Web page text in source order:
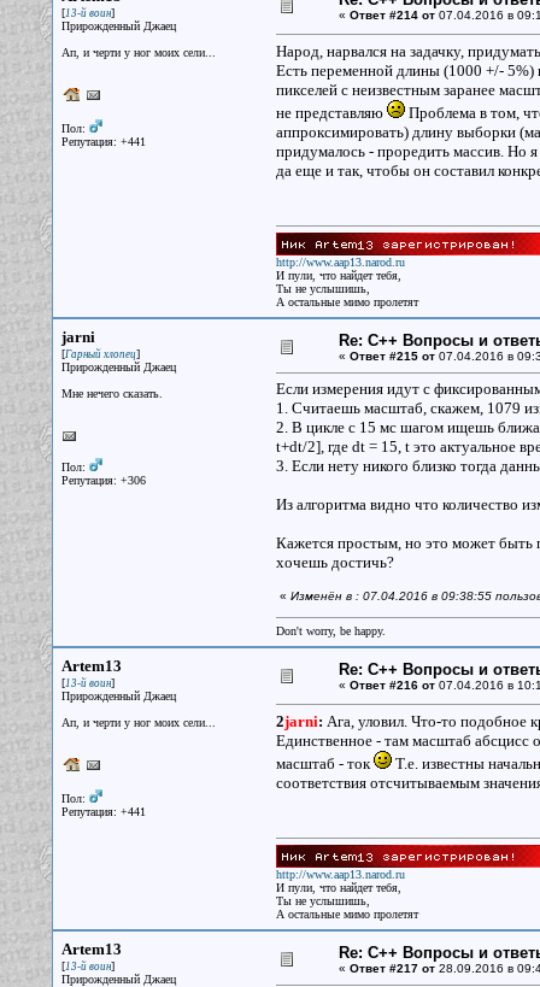
[13-й воин]
Прирожденный Джаец
Ап, и черти у ног моих сели...
Пол:
Репутация: +441
« Ответ #214 от07.04.2016 в
Народ, нарвался на задачку,
Есть переменной длины (1000 +/- 5%)
пикселей с неизвестным заранее
не представляю
Проблема в том,
аппроксимировать) длину выборки
придумалось - проредить массив. Но
да еще и так, чтобы он составил
http://www.aap13.narod.ru
И пули, что найдет тебя,
Ты не услышишь,
А остальные мимо пролетят
jarni
[Гарный хлопец]
Прирожденный Джаец
Мне нечего сказать.
Пол:
Репутация: +306
Re: С++ Вопросы и
« Ответ #215 от07.04.2016 в
Если измерения идут с
1. Считаешь масштаб, скажем, 1079
2. В цикле с 15 мс шагом ищешь
t+dt/2], где dt = 15, t это актуальное
3. Если нету никого близко тогда
Из алгоритма видно что количество
Кажется простым, но это может быть
хочешь достичь?
« Изменён в : 07.04.2016 в 09:38:55
Don't worry, be happy.
Artem13
[13-й воин]
Прирожденный Джаец
Ап, и черти у ног моих сели...
Пол:
Репутация: +441
Re: С++ Вопросы и
« Ответ #216 от07.04.2016 в
2jarni: Ага, уловил. Что-то подобное
Единственное - там масштаб
масштаб - ток
Т.е. известны
соответствия отсчитываемым
http://www.aap13.narod.ru
И пули, что найдет тебя,
Ты не услышишь,
А остальные мимо пролетят
Artem13
[13-й воин]
Прирожденный Джаец
Re: С++ Вопросы и
« Ответ #217 от28.09.2016 в